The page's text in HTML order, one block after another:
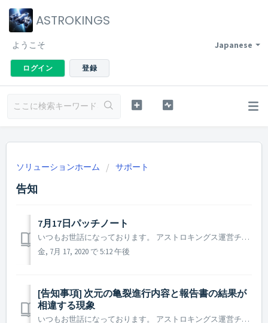
ASTROKINGS
Japanese
ようこそ
ログイン 登録
ソリューションホーム サポート
告知
7月17日パッチノート
いつもお世話になっております。 アストロキングス運営チームです。 本日(7月17日)に行われたパッチについてご案内致します。 ▶️ 7月17日パッチノート - 特定の次元の亀裂のステージにおいて艦隊戦の進行内容と違った結果が現れていた現象の修正 次元の亀裂の問題によってゲームサ...
金, 7月 17, 2020 で 5:12 午後
[告知事項] 次元の亀裂進行内容と報告書の結果が
相違する現象
いつもお世話になっております。 アストロキングス運営チームです。 ゲーム内の不具合によりゲームのご利用にご不便をお掛けし誠に申し訳ございません。 現在、アストロキングスの艦隊戦(次元の亀裂)の進行画面が正常に表示されない現象が確認されております。 詳細に関しましては、次元の亀裂でNPC...